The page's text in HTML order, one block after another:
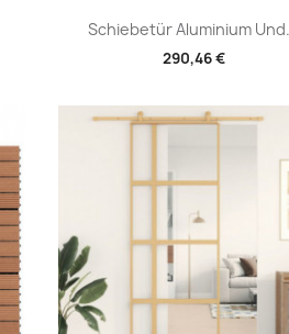
Schiebetür Aluminium
290,46 €